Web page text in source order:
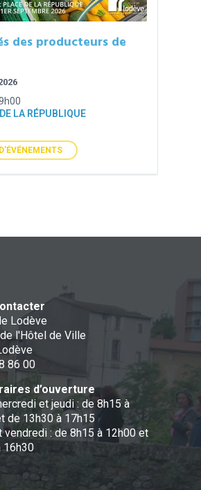
des producteurs de
LA RÉPUBLIQUE
Lodève
l'Hôtel de Ville
86 00
d’ouverture
et jeudi : de 8h15 à
de 13h30 à 17h15
vendredi : de 8h15 à 12h00 et
16h30